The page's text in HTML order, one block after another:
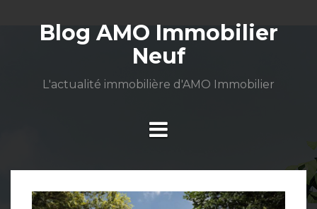
contenuBlog AMO Immobilier
Neuf
L'actualité immobilière d'AMO Immobilier